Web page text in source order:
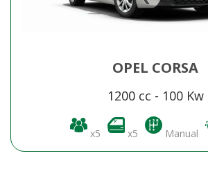
OPEL CORSA
1200 cc - 100 Kw
x5 x5 Manual